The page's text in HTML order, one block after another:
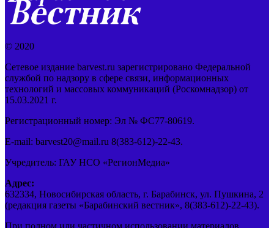
© 2020
Сетевое издание barvest.ru зарегистрировано Федеральной
службой по надзору в сфере связи, информационных
технологий и массовых коммуникаций (Роскомнадзор) от
15.03.2021 г.
Регистрационный номер: Эл № ФС77-80619.
E-mail: barvest20@mail.ru 8(383-612)-22-43.
Учредитель: ГАУ НСО «РегионМедиа»
Адрес:
632334, Новосибирская область, г. Барабинск, ул. Пушкина, 2
(редакция газеты «Барабинский вестник», 8(383-612)-22-43).